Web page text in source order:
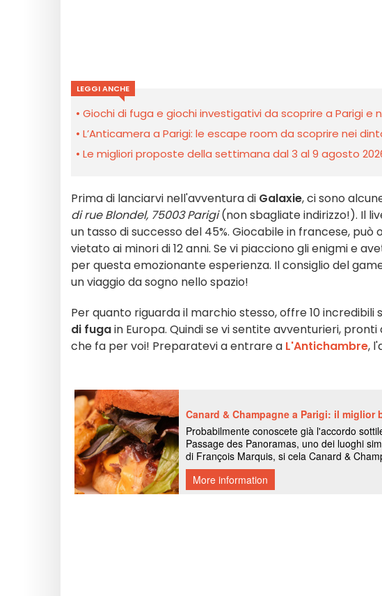
LEGGI ANCHE
Giochi di fuga e giochi investigativi da scoprire a Parigi e
L’Anticamera a Parigi: le escape room da scoprire nei
Le migliori proposte della settimana dal 3 al 9 agosto
Prima di lanciarvi nell'avventura di Galaxie, ci sono
di rue Blondel, 75003 Parigi(non sbagliate indirizzo!). Il
un tasso di successo del 45%. Giocabile in francese,
vietato ai minori di 12 anni. Se vi piacciono gli enigmi e
per questa emozionante esperienza. Il consiglio del
un viaggio da sogno nello spazio!
Per quanto riguarda il marchio stesso, offre 10
di fugain Europa. Quindi se vi sentite avventurieri,
che fa per voi! Preparatevi a entrare a L'Antichambre,